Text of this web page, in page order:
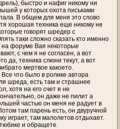
быстро и нафиг никому ни
у которых охота письками
В общем для меня это слово
хорошая техника еще никому не
говорят шредер с
таки сложно сказать кто именно
на форуме Вая некоторые
с чем я не согласен, а вот
да, техника слюни текут, а вот
мертвое какоето.
что было в ролике автора
шреда, есть там и страшнее
хотя на его счет я не
он даже не пилит а
частью он меня не радует в
там парень есть, он двуручной
играет, там малолетов отдыхает.
и обращете.